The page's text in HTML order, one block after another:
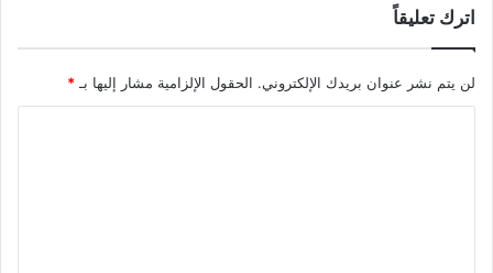
اترك تعليقاً
لن يتم نشر عنوان بريدك الإلكتروني. الحقول الإلزامية مشار إليها بـ*